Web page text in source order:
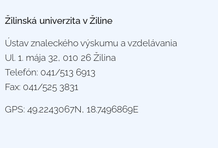
Žilinská univerzita v Žiline
Ústav znaleckého výskumu a vzdelávania
Ul. 1. mája 32, 010 26 Žilina
Telefón: 041/513 6913
Fax: 041/525 3831
GPS: 49.2243067N, 18.7496869E